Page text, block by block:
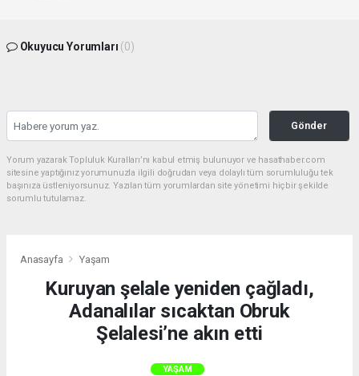
Okuyucu Yorumları (0)
Gönder
Yorum yazarak Topluluk Kuralları’nı kabul etmiş bulunuyor ve hasathaber.com
sitesine yaptığınız yorumunuzla ilgili doğrudan veya dolaylı tüm sorumluluğu tek
başınıza üstleniyorsunuz. Yazılan tüm yorumlardan site yönetimi hiçbir şekilde
sorumlu tutulamaz.
Anasayfa Yaşam
Kuruyan şelale yeniden çağladı,
Adanalılar sıcaktan Obruk
Şelalesi’ne akın etti
YAŞAM